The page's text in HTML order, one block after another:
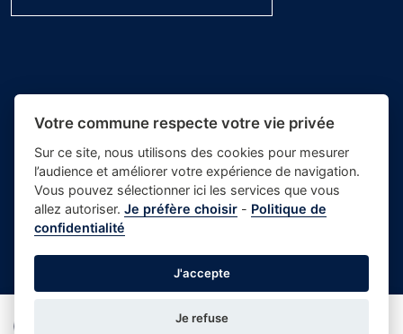
Place du village la solution web
et appli des collectivités
- Mairie
d'Aigues-
Crédits photos-- Gestion des cookies
Votre commune respecte votre vie privée
Sur ce site, nous utilisons des cookies pour mesurer
l’audience et améliorer votre expérience de navigation.
Vous pouvez sélectionner ici les services que vous
allez autoriser.Je préfère choisir - Politique de
confidentialité
J'accepte
Je refuse